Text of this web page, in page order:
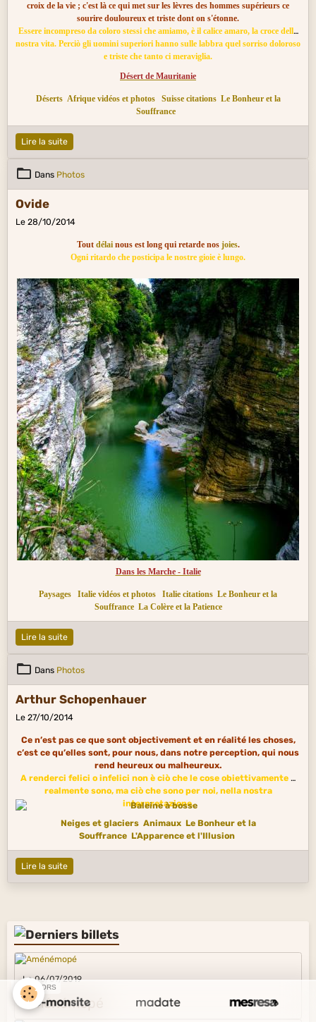
croix de la vie ; c'est là ce qui met sur les lèvres des hommes supérieurs ce
sourire douloureux et triste dont on s'étonne.
Essere incompreso da coloro stessi che amiamo, è il calice amaro, la croce della
nostra vita. Perciò gli uomini superiori hanno sulle labbra quel sorriso doloroso
e triste che tanto ci meraviglia.
Désert de Mauritanie
Déserts Afrique vidéos et photos Suisse citations Le Bonheur et la
Souffrance
Lire la suite
Dans Photos
Ovide
Le 28/10/2014
Tout délainous est long qui retarde nos joies.
Ogni ritardo che posticipa le nostre gioie è lungo.
Dans les Marche - Italie
Paysages Italie vidéos et photos Italie citations Le Bonheur et la
Souffrance La Colère et la Patience
Lire la suite
Dans Photos
Arthur Schopenhauer
Le 27/10/2014
Ce n’est pas ce que sont objectivement et en réalité les choses,
c’est ce qu’elles sont, pour nous, dans notre perception, qui nous
rend heureux ou malheureux.
A renderci felici o infelici non è ciò che le cose obiettivamente e
realmente sono, ma ciò che sono per noi, nella nostra
interpretazione.
Neiges et glaciers Animaux Le Bonheur et la
Souffrance L'Apparence et l'Illusion
Lire la suite
Le 06/07/2019
Aménémopé
SPONSORS